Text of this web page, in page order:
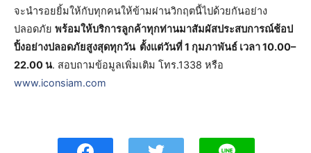
จะนำรอยยิ้มให้กับทุกคนให้ข้ามผ่านวิกฤตนี้ไปด้วยกันอย่าง
ปลอดภัย พร้อมให้บริการลูกค้าทุกท่านมาสัมผัสประสบการณ์ช้อป
ปิ้งอย่างปลอดภัยสูงสุดทุกวัน ตั้งแต่วันที่ 1 กุมภาพันธ์ เวลา 10.00–
22.00 น. สอบถามข้อมูลเพิ่มเติม โทร.1338 หรือ
www.iconsiam.com